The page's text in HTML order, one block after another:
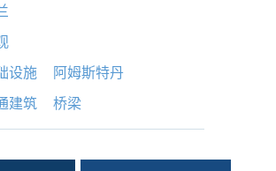
设施 阿姆斯特丹
建筑 桥梁